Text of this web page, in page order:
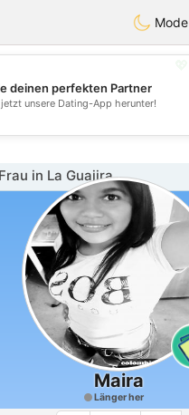
olombiaCitas
Mode
💕
deinen perfekten Partner
jetzt unsere Dating-App herunter!
in La Guajira
Maira
Länger her